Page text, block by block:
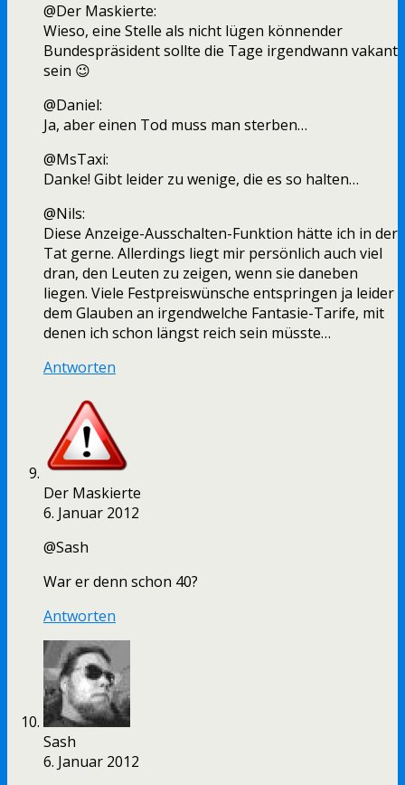
@Der Maskierte:
Wieso, eine Stelle als nicht lügen könnender
Bundespräsident sollte die Tage irgendwann vakant
sein 😉
@Daniel:
Ja, aber einen Tod muss man sterben…
@MsTaxi:
Danke! Gibt leider zu wenige, die es so halten…
@Nils:
Diese Anzeige-Ausschalten-Funktion hätte ich in der
Tat gerne. Allerdings liegt mir persönlich auch viel
dran, den Leuten zu zeigen, wenn sie daneben
liegen. Viele Festpreiswünsche entspringen ja leider
dem Glauben an irgendwelche Fantasie-Tarife, mit
denen ich schon längst reich sein müsste…
Antworten
Der Maskierte
6. Januar 2012
@Sash
War er denn schon 40?
Antworten
Sash
6. Januar 2012